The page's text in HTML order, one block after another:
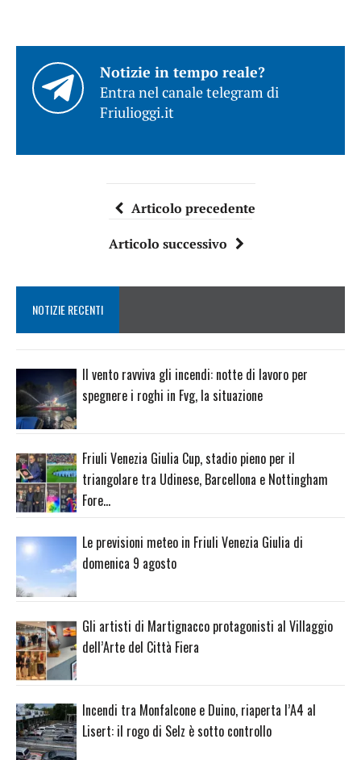
Notizie in tempo reale?
Entra nel canale telegram di
Friulioggi.it
Articolo precedente
Articolo successivo
NOTIZIE RECENTI
Il vento ravviva gli incendi: notte di lavoro per
spegnere i roghi in Fvg, la situazione
Friuli Venezia Giulia Cup, stadio pieno per il
triangolare tra Udinese, Barcellona e Nottingham
Fore…
Le previsioni meteo in Friuli Venezia Giulia di
domenica 9 agosto
Gli artisti di Martignacco protagonisti al Villaggio
dell’Arte del Città Fiera
Incendi tra Monfalcone e Duino, riaperta l’A4 al
Lisert: il rogo di Selz è sotto controllo